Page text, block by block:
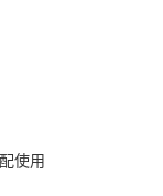
銀行
商業銀行
使用